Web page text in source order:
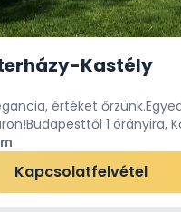
Kastély
értéket
1 órányira,
Tata közelében,
tulajdo...
Kapcsolatfelvétel